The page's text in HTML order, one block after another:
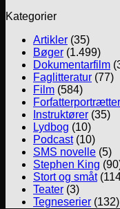
Kategorier
Artikler (35)
Bøger (1.499)
Dokumentarfilm
Faglitteratur (77)
Film (584)
Forfatterportrætter
Instruktører (35)
Lydbog (10)
Podcast(10)
SMS novelle (5)
Stephen King
Stort og småt
Teater (3)
Tegneserier (132)